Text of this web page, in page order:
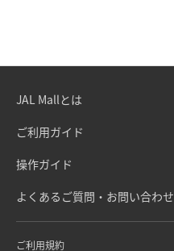
JAL Mallとは
ご利用ガイド
操作ガイド
よくあるご質問・お問い合わせ
ご利用規約